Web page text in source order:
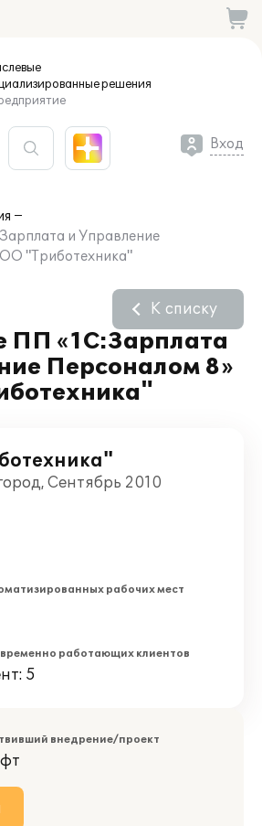
решения
Вход
и Управление
"Триботехника"
ПП «1С:Зарплата
Персоналом 8»
К списку
Сентябрь 2010
рабочих мест
работающих клиентов
5
внедрение/проект